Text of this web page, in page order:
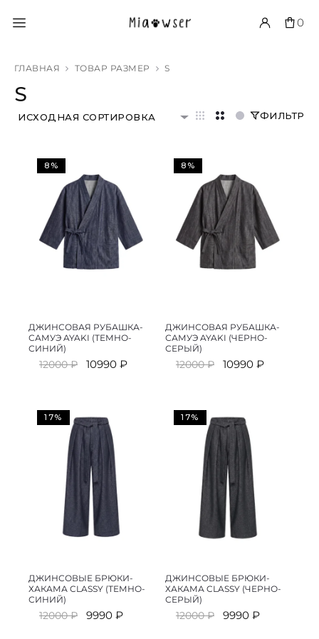
0
ГЛАВНАЯ ТОВАР РАЗМЕР S
S
ИСХОДНАЯ СОРТИРОВКА ФИЛЬТР
8%
ДЖИНСОВАЯ РУБАШКА-
САМУЭ AYAKI (ТЕМНО-
СИНИЙ)
12000₽
Первоначальная
10990 ₽Текущая
8%
ДЖИНСОВАЯ РУБАШКА-
САМУЭ AYAKI (ЧЕРНО-
СЕРЫЙ)
12000₽
Первоначальная
10990 ₽Текущая
17%
ДЖИНСОВЫЕ БРЮКИ-
ХАКАМА CLASSY (ТЕМНО-
СИНИЙ)
12000₽
Первоначальная
9990 ₽Текущая
17%
ДЖИНСОВЫЕ БРЮКИ-
ХАКАМА CLASSY (ЧЕРНО-
СЕРЫЙ)
12000₽
Первоначальная
9990 ₽Текущая